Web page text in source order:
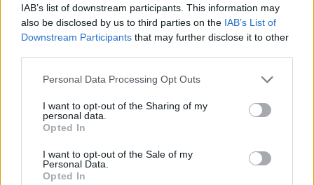
IAB’s list of downstream participants. This information may
also be disclosed by us to third parties on the IAB’s List of
Downstream Participants that may further disclose it to other
Personal Data Processing Opt Outs
I want to opt-out of the Sharing of my
personal data.
Opted In
I want to opt-out of the Sale of my
Personal Data.
Opted In
Il mercato si raggiunge con un
clic
«Sulla tomba di mio marito con
l'elmetto? È uno scherzo o è
scoppiata la guerra?»: non crede
alle sue orecchie la signora
Dorina, appena scesa dal
vaporetto con un mazzo di fiori